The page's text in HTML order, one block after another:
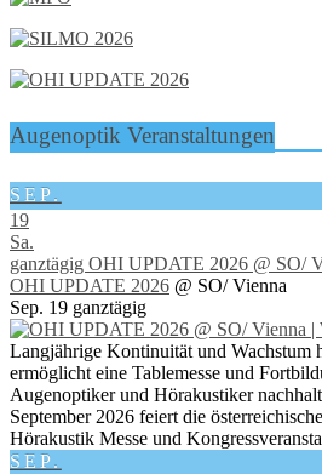
Augenoptik Veranstaltungen
SEP.
19
Sa.
ganztägig OHI UPDATE 2026 @ SO/
OHI UPDATE 2026 @ SO/ Vienna
Sep. 19 ganztägig
Langjährige Kontinuität und Wachstum
ermöglicht eine Tablemesse und
Augenoptiker und Hörakustiker
September 2026 feiert die
Hörakustik Messe und
SEP.